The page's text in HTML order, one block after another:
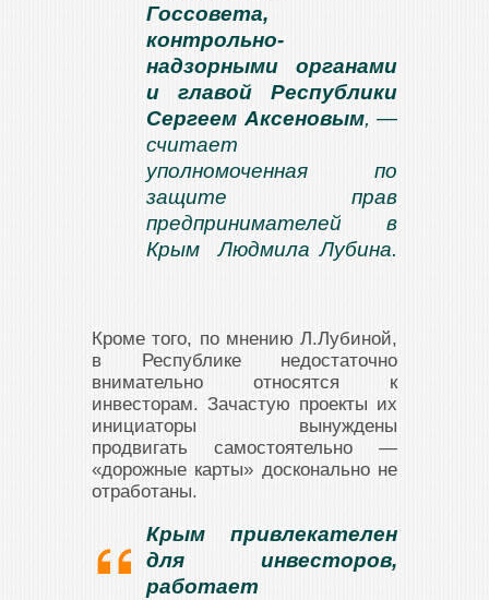
Госсовета,
контрольно-
надзорными органами
и главой Республики
Сергеем Аксеновым, —
считает
уполномоченная по
защите прав
предпринимателей в
Крым Людмила Лубина.
Кроме того, по мнению Л.Лубиной,
в Республике недостаточно
внимательно относятся к
инвесторам. Зачастую проекты их
инициаторы вынуждены
продвигать самостоятельно —
«дорожные карты» досконально не
отработаны.
Крым привлекателен
для инвесторов,
работает